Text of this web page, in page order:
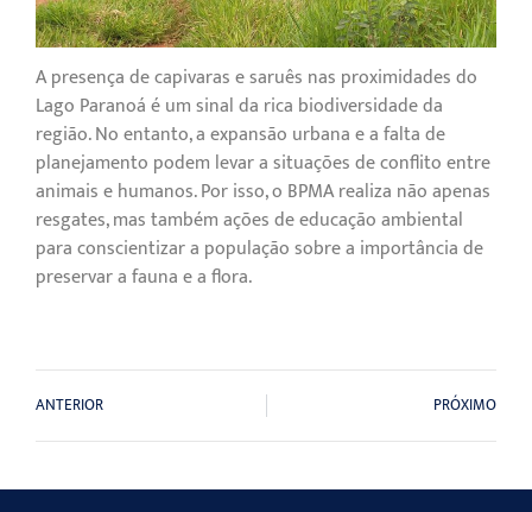
A presença de capivaras e saruês nas proximidades do
Lago Paranoá é um sinal da rica biodiversidade da
região. No entanto, a expansão urbana e a falta de
planejamento podem levar a situações de conflito entre
animais e humanos. Por isso, o BPMA realiza não apenas
resgates, mas também ações de educação ambiental
para conscientizar a população sobre a importância de
preservar a fauna e a flora.
ANTERIOR PRÓXIMO